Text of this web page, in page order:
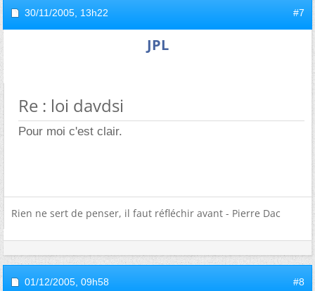
30/11/2005, 13h22 #7
JPL
Re : loi davdsi
Pour moi c'est clair.
Rien ne sert de penser, il faut réfléchir avant - Pierre Dac
01/12/2005, 09h58 #8